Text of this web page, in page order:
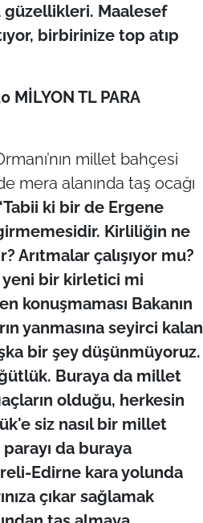
güzellikleri. Maalesef
birbirinize top atıp
MİLYON TL PARA
millet bahçesi
mera alanında taş ocağı
ki bir de Ergene
Kirliliğin ne
Arıtmalar çalışıyor mu?
yeni bir kirletici mi
konuşmaması Bakanın
yanmasına seyirci kalan
bir şey düşünmüyoruz.
Buraya da millet
olduğu, herkesin
siz nasıl bir millet
da buraya
Edirne kara yolunda
çıkar sağlamak